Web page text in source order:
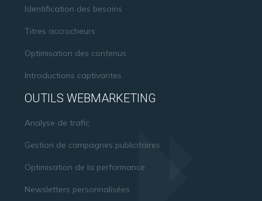
Identification des besoins
Titres accrocheurs
Optimisation des contenus
Introductions captivantes
OUTILS WEBMARKETING
Analyse de trafic
Gestion de campagnes publicitaires
Optimisation de la performance
Newsletters personnalisées